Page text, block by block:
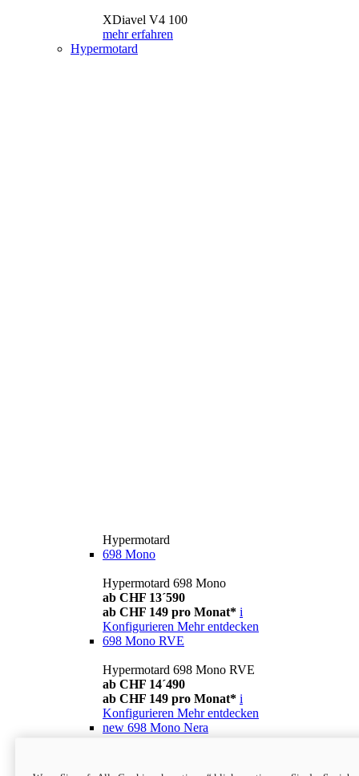
XDiavel V4 100
mehr erfahren
Hypermotard
Hypermotard
698 Mono
Hypermotard 698 Mono
ab CHF 13´590
ab CHF 149 pro Monat* i
Konfigurieren Mehr entdecken
698 Mono RVE
Hypermotard 698 Mono RVE
ab CHF 14´490
ab CHF 149 pro Monat* i
Konfigurieren Mehr entdecken
new 698 Mono Nera
ab CHF 13´990